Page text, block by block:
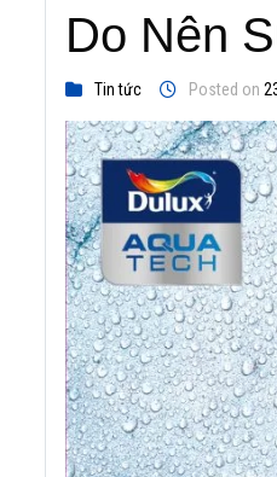
Do Nên
Tin tức Posted on